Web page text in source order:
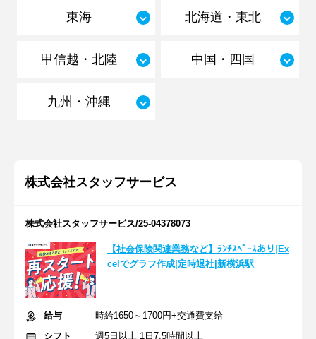
東海 北海道・東北
甲信越・北陸 中国・四国
九州・沖縄
株式会社スタッフサービス
株式会社スタッフサービス/25-04378073
【社会保険関連業務など】ﾗﾝﾁｽﾍﾟｰｽあり|Ex
celでグラフ作成|定時退社|新横浜駅
給与
時給1650～1700円+交通費支給
シフト
週5日以上 1日7.5時間以上